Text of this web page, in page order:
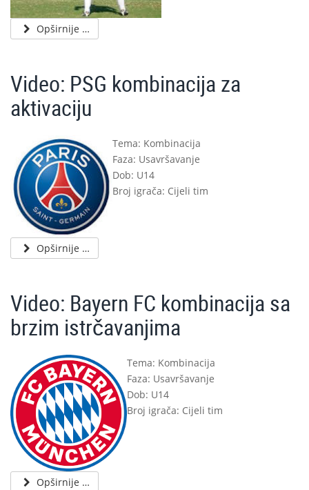
Opširnije …
Video: PSG kombinacija za
aktivaciju
Tema: Kombinacija
Faza: Usavršavanje
Dob: U14
Broj igrača: Cijeli tim
Opširnije …
Video: Bayern FC kombinacija sa
brzim istrčavanjima
Tema: Kombinacija
Faza: Usavršavanje
Dob: U14
Broj igrača: Cijeli tim
Opširnije …